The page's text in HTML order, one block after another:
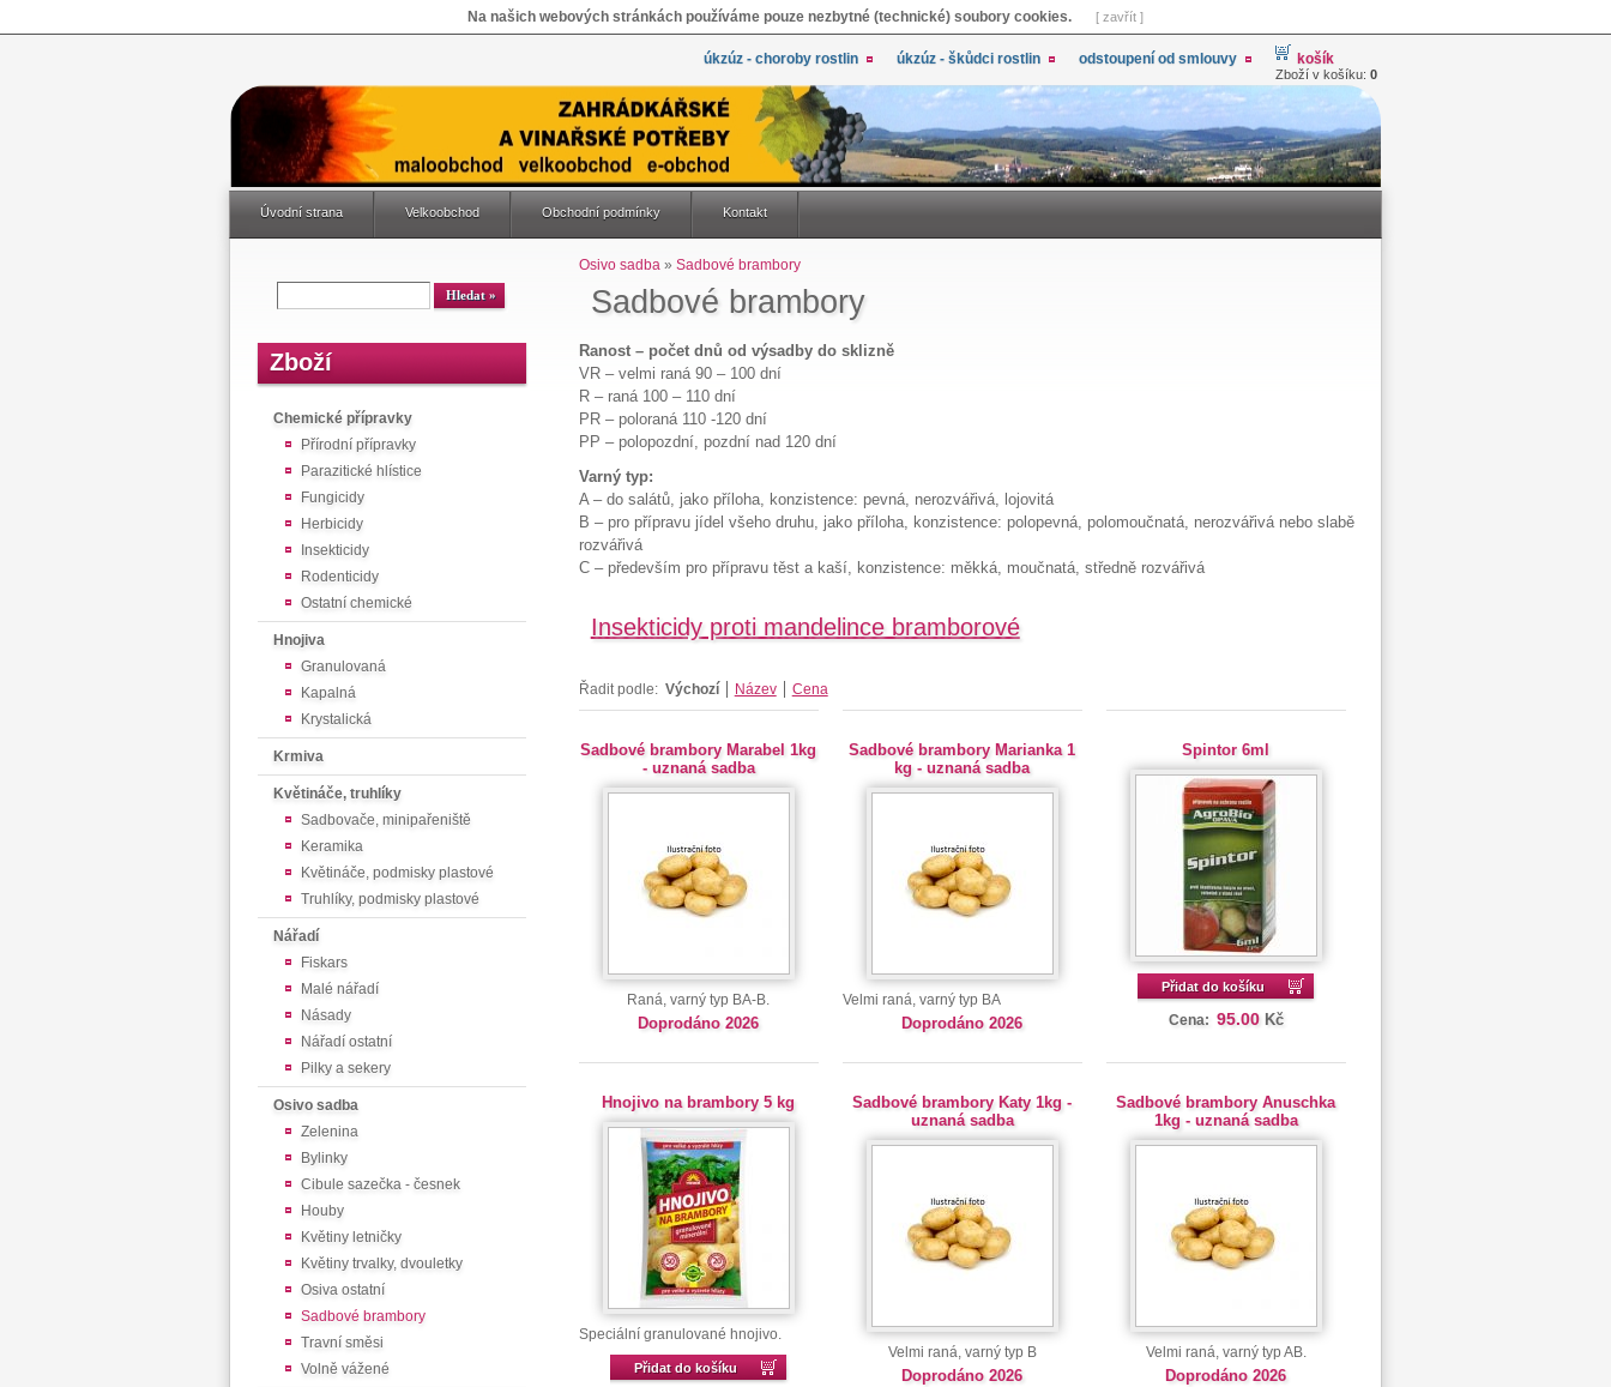
Na našich webových stránkách používáme pouze nezbytné (technické) soubory cookies. [ zavřít ]
úkzúz - choroby rostlin úkzúz - škůdci rostlin odstoupení od smlouvy košík
Zboží v košíku: 0
Úvodní strana Velkoobchod Obchodní podmínky Kontakt
Zboží
Chemické přípravky
Přírodní přípravky
Parazitické hlístice
Fungicidy
Herbicidy
Insekticidy
Rodenticidy
Ostatní chemické
Hnojiva
Granulovaná
Kapalná
Krystalická
Krmiva
Květináče, truhlíky
Sadbovače, minipařeniště
Keramika
Květináče, podmisky plastové
Truhlíky, podmisky plastové
Nářadí
Fiskars
Malé nářadí
Násady
Nářadí ostatní
Pilky a sekery
Osivo sadba
Zelenina
Bylinky
Cibule sazečka - česnek
Houby
Květiny letničky
Květiny trvalky, dvouletky
Osiva ostatní
Sadbové brambory
Travní směsi
Volně vážené
Sadbové brambory
Osivo sadba» Sadbové brambory
Ranost – počet dnů od výsadby do sklizně
VR – velmi raná 90 – 100 dní
R – raná 100 – 110 dní
PR – poloraná 110 -120 dní
PP – polopozdní, pozdní nad 120 dní
Varný typ:
A – do salátů, jako příloha, konzistence: pevná, nerozvářivá, lojovitá
B – pro přípravu jídel všeho druhu, jako příloha, konzistence: polopevná, polomoučnatá, nerozvářivá nebo slabě
rozvářivá
C – především pro přípravu těst a kaší, konzistence: měkká, moučnatá, středně rozvářivá
Insekticidy proti mandelince bramborové
Řadit podle: Výchozí Název Cena
Sadbové brambory Marabel 1kg
- uznaná sadba
Raná, varný typ BA-B.
Doprodáno 2026
Sadbové brambory Marianka 1
kg - uznaná sadba
Velmi raná, varný typ BA
Doprodáno 2026
Spintor 6ml
Přidat do košíku
Cena: 95.00 Kč
Hnojivo na brambory 5 kg
Speciální granulované hnojivo.
Přidat do košíku
Sadbové brambory Katy 1kg -
uznaná sadba
Velmi raná, varný typ B
Doprodáno 2026
Sadbové brambory Anuschka
1kg - uznaná sadba
Velmi raná, varný typ AB.
Doprodáno 2026